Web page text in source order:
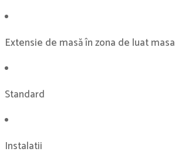
Extensie de masă în zona de luat masa
Standard
Instalatii